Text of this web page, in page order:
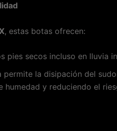
, estas botas ofrecen:
pies secos incluso en lluvia
permite la disipación del
humedad y reduciendo el